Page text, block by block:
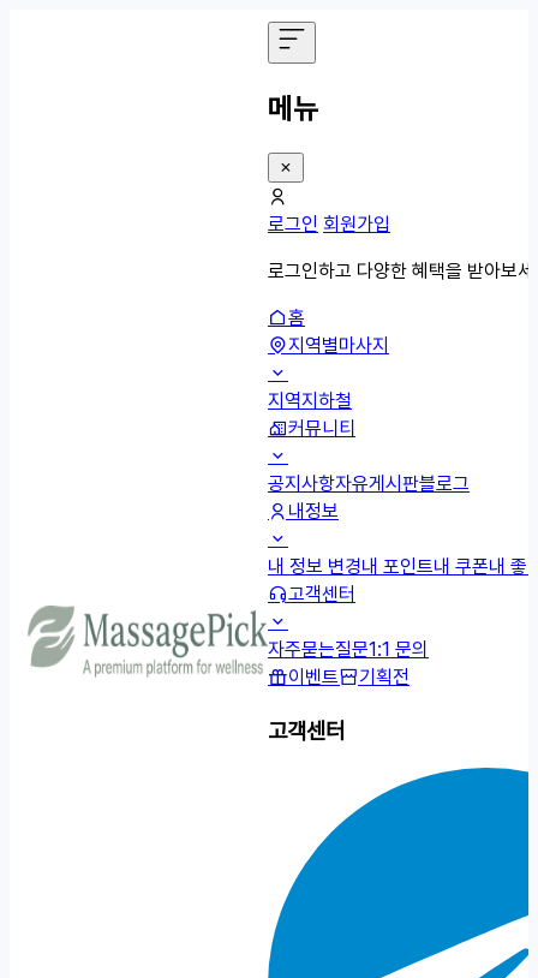
메뉴
로그인 회원가입
로그인하고 다양한 혜택을 받아보
홈
지역별마사지
지역지하철
커뮤니티
공지사항자유게시판블로그
내정보
내 정보 변경내 포인트내 쿠폰내 좋
고객센터
자주묻는질문1:1 문의
이벤트
기획전
고객센터